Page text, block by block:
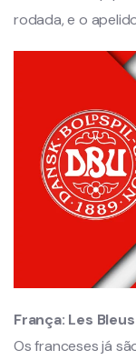
rodada, e o
França: Les Bleus
Os franceses já